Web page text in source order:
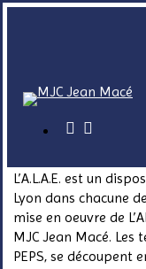
facebook
instagram
ACCUEILS DE
L’A.L.A.E. est un
Lyon dans chacune
mise enoeuvre de
MJC Jean Macé.
PEPS, se découpent